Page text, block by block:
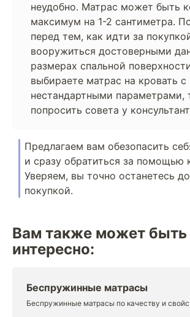
неудобно. Матрас может быть
максимум на 1-2 сантиметра.
перед тем, как идти за
вооружиться достоверными
размерах спальной
выбираете матрас на кровать с
нестандартными параметрами,
попросить совета у
Предлагаем вам обезопасить
и сразу обратиться за помощью
Уверяем, вы точно останетесь
покупкой.
Вам также может быть
интересно:
Беспружинные матрасы
Беспружинные матрасы по качеству и